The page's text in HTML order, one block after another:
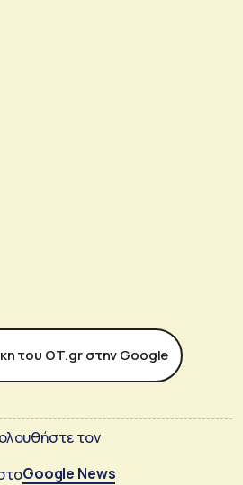
του ΟΤ.gr στην Google
τον
Google News